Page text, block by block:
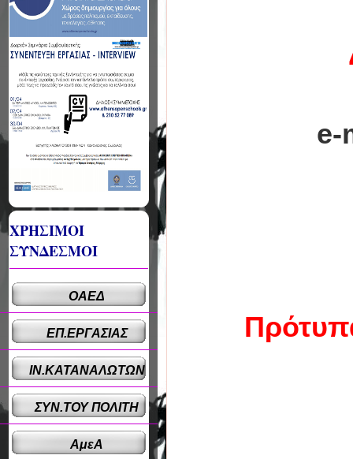
e-
ΧΡΗΣΙΜΟΙ
ΣΥΝΔΕΣΜΟΙ
ΟΑΕΔ
ΕΠ.ΕΡΓΑΣΙΑΣ
ΙΝ.ΚΑΤΑΝΑΛΩΤΩΝ
ΣΥΝ.ΤΟΥ ΠΟΛΙΤΗ
ΑμεΑ